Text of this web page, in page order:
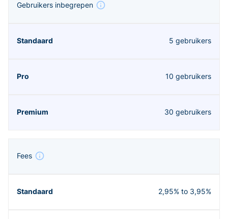
Gebruikers inbegrepen
5 gebruikers
10 gebruikers
30 gebruikers
Fees
2,95% to 3,95%